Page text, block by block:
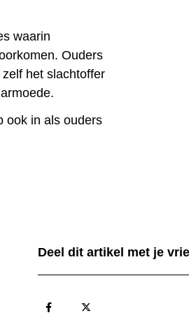
waarin
Ouders
het slachtoffer
ook in als ouders
Deel dit artikel met je